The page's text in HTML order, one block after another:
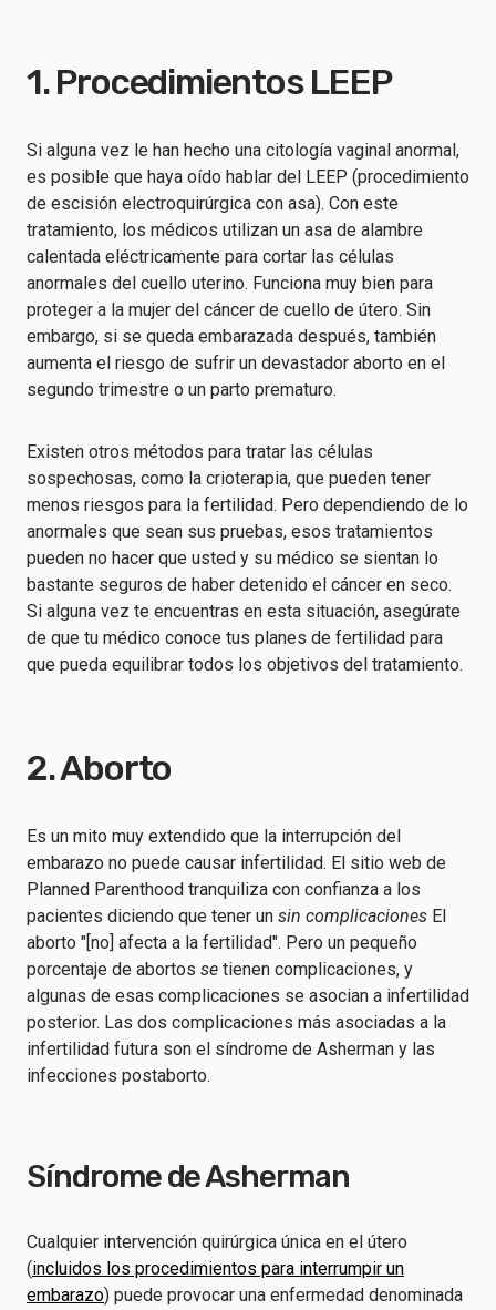
1. Procedimientos LEEP
Si alguna vez le han hecho una citología vaginal anormal,
es posible que haya oído hablar del LEEP (procedimiento
de escisión electroquirúrgica con asa). Con este
tratamiento, los médicos utilizan un asa de alambre
calentada eléctricamente para cortar las células
anormales del cuello uterino. Funciona muy bien para
proteger a la mujer del cáncer de cuello de útero. Sin
embargo, si se queda embarazada después, también
aumenta el riesgo de sufrir un devastador aborto en el
segundo trimestre o un parto prematuro.
Existen otros métodos para tratar las células
sospechosas, como la crioterapia, que pueden tener
menos riesgos para la fertilidad. Pero dependiendo de lo
anormales que sean sus pruebas, esos tratamientos
pueden no hacer que usted y su médico se sientan lo
bastante seguros de haber detenido el cáncer en seco.
Si alguna vez te encuentras en esta situación, asegúrate
de que tu médico conoce tus planes de fertilidad para
que pueda equilibrar todos los objetivos del tratamiento.
2. Aborto
Es un mito muy extendido que la interrupción del
embarazo no puede causar infertilidad. El sitio web de
Planned Parenthood tranquiliza con confianza a los
pacientes diciendo que tener un sin complicaciones El
aborto "[no] afecta a la fertilidad". Pero un pequeño
porcentaje de abortos se tienen complicaciones, y
algunas de esas complicaciones se asocian a infertilidad
posterior. Las dos complicaciones más asociadas a la
infertilidad futura son el síndrome de Asherman y las
infecciones postaborto.
Síndrome de Asherman
Cualquier intervención quirúrgica única en el útero
(incluidos los procedimientos para interrumpir un
embarazo) puede provocar una enfermedad denominada